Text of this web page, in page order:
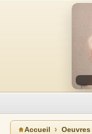
Accueil Oeuvres